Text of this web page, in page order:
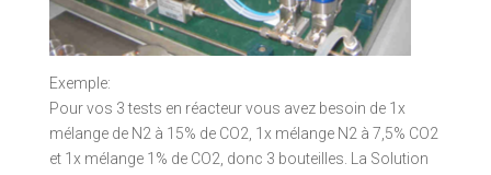
Exemple:
Pour vos 3 tests en réacteur vous avez besoin de 1x
mélange de N2 à 15% de CO2, 1x mélange N2 à 7,5% CO2
et 1x mélange 1% de CO2, donc 3 bouteilles. La Solution